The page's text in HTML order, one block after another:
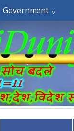
Government